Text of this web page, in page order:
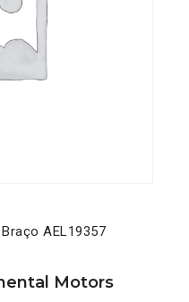
AEL19357
Motors